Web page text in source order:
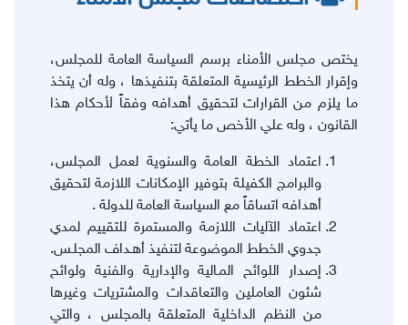
يختص مجلس الأمناء برسم السياسة العامة للمجلس،
وإقرار الخطط الرئيسية المتعلقة بتنفيذها ، وله أن يتخذ
ما يلزم من القرارات لتحقيق أهدافه وفقاً لأحكام هذا
القانون ، وله علي الأخص ما يأتي:
اعتماد الخطة العامة والسنوية لعمل المجلس،
والبرامج الكفيلة بتوفير الإمكانات اللازمة لتحقيق
أهدافه اتساقاً مع السياسة العامة للدولة .
اعتماد الآليات اللازمة والمستمرة للتقييم لمدي
جدوي الخطط الموضوعة لتنفيذ أهـداف المجلـس.
إصدار اللوائح المـالية والإدارية والفنية ولوائح
شئون العاملين والتعاقدات والمشتريات وغيرها
من النظم الداخلية المتعلقة بالمجلس ، والتي